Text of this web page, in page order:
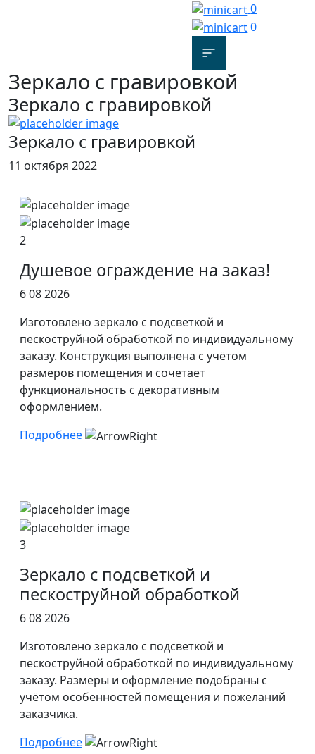
0
0
Зеркало с гравировкой
Зеркало с гравировкой
Зеркало с гравировкой
11 октября 2022
2
Душевое ограждение на заказ!
6 08 2026
Изготовлено зеркало с подсветкой и
пескоструйной обработкой по индивидуальному
заказу. Конструкция выполнена с учётом
размеров помещения и сочетает
функциональность с декоративным
оформлением.
Подробнее
3
Зеркало с подсветкой и
пескоструйной обработкой
6 08 2026
Изготовлено зеркало с подсветкой и
пескоструйной обработкой по индивидуальному
заказу. Размеры и оформление подобраны с
учётом особенностей помещения и пожеланий
заказчика.
Подробнее